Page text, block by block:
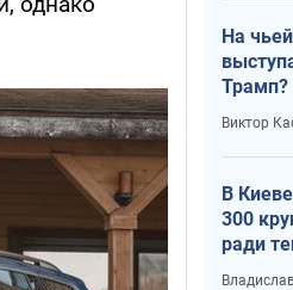
На
Трамп?
Виктор
В
300
ради